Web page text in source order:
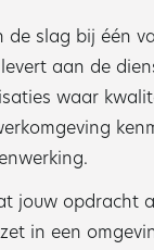
de slag bij één
aan de
waar
jouw opdracht
in een